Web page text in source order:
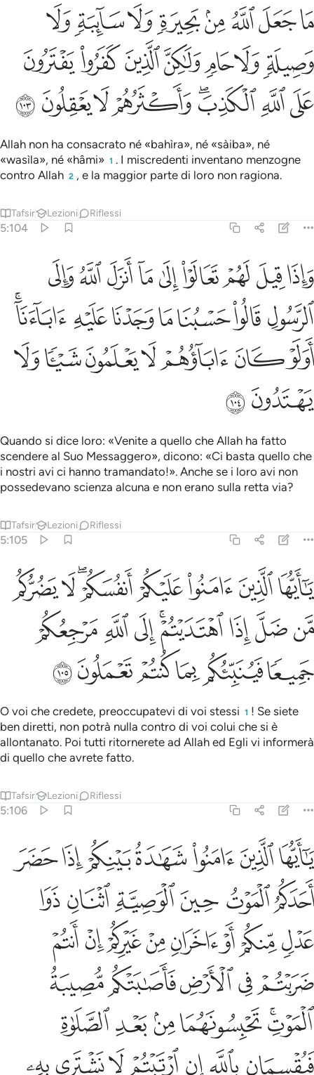
ما جعل الله من بحيرة ولا سايبة ولا وصيلة ولا حام ولاكن الذين كفروا
مَا جَعَلَ ٱللَّهُ مِنۢ بَحِيرَةٍۢ وَلَا سَآئِبَةٍۢ وَلَا وَصِيلَةٍۢ وَلَا حَامٍۢ ۙ وَلَـٰكِنَّ ٱلَّذِينَ كَفَرُوا۟
ﳃﳄﳅﳆﳇﳈﳉﳊ
ﳋﳌﳍﳎﳏ ﳐﳑ
ﳒﳓﳔﳕﳖﳗﳘﳙ
Allah non ha consacrato né «bahìra», né «sàiba», né
«wasìla», né «hâmi» 1 . I miscredenti inventano menzogne
contro Allah 2 , e la maggior parte di loro non ragiona.
Tafsir Lezioni Riflessi
5:104
واذا قيل لهم تعالوا الى ما انزل الله والى الرسول قالوا حسبنا ما وجدنا
وَإِذَا قِيلَ لَهُمْ تَعَالَوْا۟ إِلَىٰ مَآ أَنزَلَ ٱللَّهُ وَإِلَى ٱلرَّسُولِ قَالُوا۟ حَسْبُنَا مَا وَجَدْنَا
ﱁﱂﱃﱄﱅﱆﱇﱈﱉ
ﱊﱋﱌﱍﱎﱏﱐﱑ
ﱒﱓﱔﱕﱖﱗﱘ
ﱙﱚ
Quando si dice loro: «Venite a quello che Allah ha fatto
scendere al Suo Messaggero», dicono: «Ci basta quello che
i nostri avi ci hanno tramandato!». Anche se i loro avi non
possedevano scienza alcuna e non erano sulla retta via?
Tafsir Lezioni Riflessi
5:105
يا ايها الذين امنوا عليكم انفسكم لا يضركم من ضل اذا اهتديتم الى الله
يَـٰٓأَيُّهَا ٱلَّذِينَ ءَامَنُوا۟ عَلَيْكُمْ أَنفُسَكُمْ ۖ لَا يَضُرُّكُم مَّن ضَلَّ إِذَا ٱهْتَدَيْتُمْ
ﱛﱜﱝﱞﱟﱠﱡﱢ
ﱣﱤﱥﱦﱧﱨﱩﱪ
ﱫﱬﱭﱮﱯﱰ
O voi che credete, preoccupatevi di voi stessi 1 ! Se siete
ben diretti, non potrà nulla contro di voi colui che si è
allontanato. Poi tutti ritornerete ad Allah ed Egli vi informerà
di quello che avrete fatto.
Tafsir Lezioni Riflessi
5:106
يا ايها الذين امنوا شهادة بينكم اذا حضر احدكم الموت حين الوصية
يَـٰٓأَيُّهَا ٱلَّذِينَ ءَامَنُوا۟ شَهَـٰدَةُ بَيْنِكُمْ إِذَا حَضَرَ أَحَدَكُمُ
ﱱﱲﱳﱴﱵﱶﱷ
ﱸﱹﱺﱻﱼﱽ
ﱾﱿﲀﲁﲂﲃﲄﲅ
ﲆﲇﲈﲉﲊ
ﲋﲌﲍﲎﲏﲐ
ﲑ ﲒﲓﲔﲕﲖﲗ